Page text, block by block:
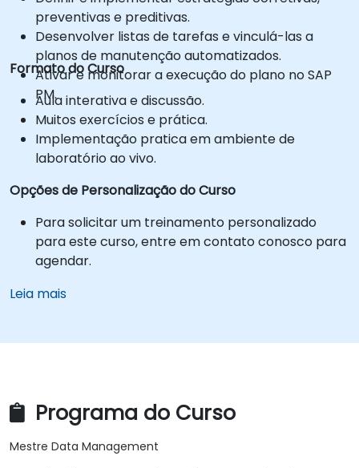
preventivas e preditivas.
Desenvolver listas de tarefas e vinculá-las a
planos de manutenção automatizados.
Ativar e monitorar a execução do plano no SAP
PM.
Formato do Curso
Aula interativa e discussão.
Muitos exercícios e prática.
Implementação pratica em ambiente de
laboratório ao vivo.
Opções de Personalização do Curso
Para solicitar um treinamento personalizado
para este curso, entre em contato conosco para
agendar.
Leia mais
Programa do Curso
Mestre Data Management